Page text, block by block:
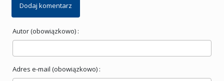
Dodaj komentarz
Autor (obowiązkowo) :
Adres e-mail (obowiązkowo) :